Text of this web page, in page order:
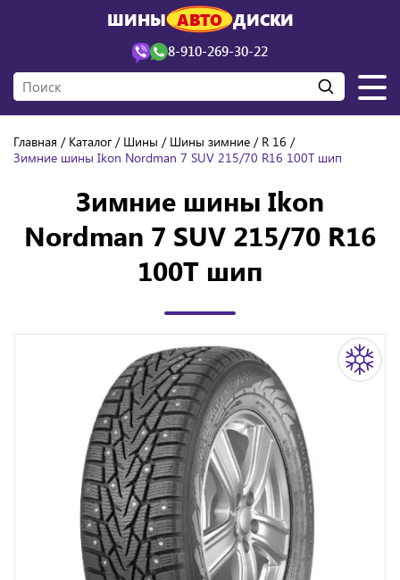
ШИНЫ АВТО ДИСКИ
8-910-269-30-22
Главная Каталог Шины Шины зимние
R 16
Зимние шины Ikon Nordman 7 SUV 215/70 R16 100T шип
Зимние шины Ikon
Nordman 7 SUV 215/70 R16
100T шип